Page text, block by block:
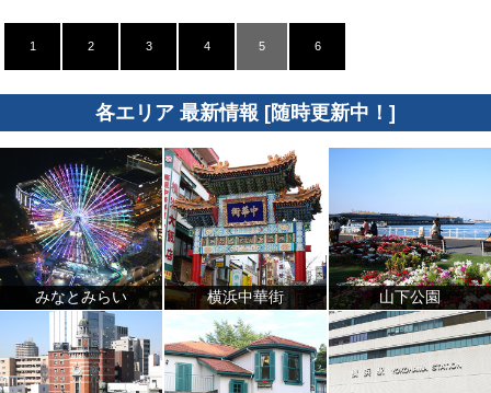
1 2 3 4 5 6
各エリア 最新情報 [随時更新中！]
みなとみらい 横浜中華街 山下公園